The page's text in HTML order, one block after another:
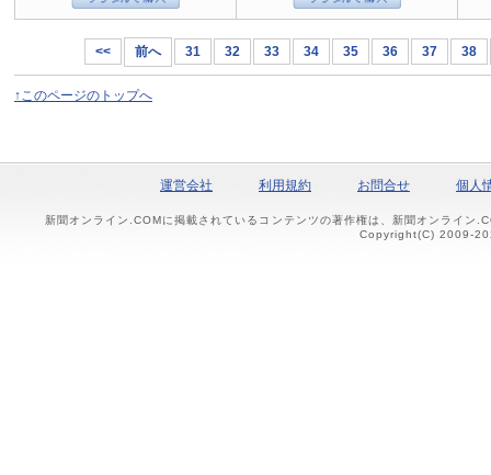
<< 前へ 31 32 33 34 35 36 37 38
↑このページのトップへ
運営会社 利用規約 お問合せ 個人
新聞オンライン.COMに掲載されているコンテンツの著作権は、新聞オンライン
Copyright(C) 2009-